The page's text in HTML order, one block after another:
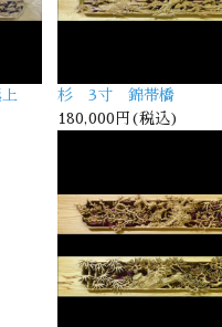
杉 3寸 錦帯橋
180,000円(税込)